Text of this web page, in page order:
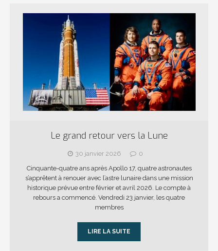
Le grand retour vers la Lune
30 janvier 2026
0
Cinquante-quatre ans après Apollo 17, quatre astronautes
s’apprêtent à renouer avec l’astre lunaire dans une mission
historique prévue entre février et avril 2026. Le compte à
rebours a commencé. Vendredi 23 janvier, les quatre
membres
LIRE LA SUITE